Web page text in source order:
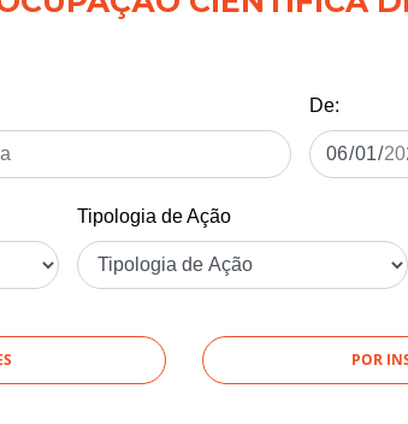
De:
Tipologia de Ação
POR